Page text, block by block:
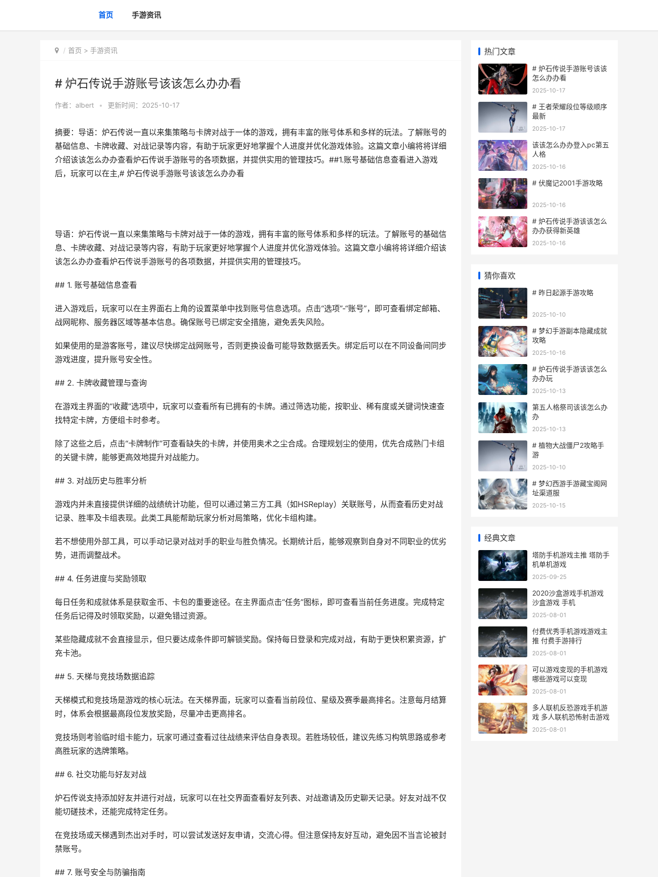
首页 手游资讯
首页 > 手游资讯
# 炉石传说手游账号该该怎么办办看
作者： albert • 更新时间：2025-10-17
摘要：导语：炉石传说一直以来集策略与卡牌对战于一体的游戏，拥有丰富的账号体系和多样的玩法。了解账号的
基础信息、卡牌收藏、对战记录等内容，有助于玩家更好地掌握个人进度并优化游戏体验。这篇文章小编将将详细
介绍该该怎么办办查看炉石传说手游账号的各项数据，并提供实用的管理技巧。##1.账号基础信息查看进入游戏
后，玩家可以在主,# 炉石传说手游账号该该怎么办办看
导语：炉石传说一直以来集策略与卡牌对战于一体的游戏，拥有丰富的账号体系和多样的玩法。了解账号的基础信
息、卡牌收藏、对战记录等内容，有助于玩家更好地掌握个人进度并优化游戏体验。这篇文章小编将将详细介绍该
该怎么办办查看炉石传说手游账号的各项数据，并提供实用的管理技巧。
## 1. 账号基础信息查看
进入游戏后，玩家可以在主界面右上角的设置菜单中找到账号信息选项。点击“选项”-“账号”，即可查看绑定邮箱、
战网昵称、服务器区域等基本信息。确保账号已绑定安全措施，避免丢失风险。
如果使用的是游客账号，建议尽快绑定战网账号，否则更换设备可能导致数据丢失。绑定后可以在不同设备间同步
游戏进度，提升账号安全性。
## 2. 卡牌收藏管理与查询
在游戏主界面的“收藏”选项中，玩家可以查看所有已拥有的卡牌。通过筛选功能，按职业、稀有度或关键词快速查
找特定卡牌，方便组卡时参考。
除了这些之后，点击“卡牌制作”可查看缺失的卡牌，并使用奥术之尘合成。合理规划尘的使用，优先合成熟门卡组
的关键卡牌，能够更高效地提升对战能力。
## 3. 对战历史与胜率分析
游戏内并未直接提供详细的战绩统计功能，但可以通过第三方工具（如HSReplay）关联账号，从而查看历史对战
记录、胜率及卡组表现。此类工具能帮助玩家分析对局策略，优化卡组构建。
若不想使用外部工具，可以手动记录对战对手的职业与胜负情况。长期统计后，能够观察到自身对不同职业的优劣
势，进而调整战术。
## 4. 任务进度与奖励领取
每日任务和成就体系是获取金币、卡包的重要途径。在主界面点击“任务”图标，即可查看当前任务进度。完成特定
任务后记得及时领取奖励，以避免错过资源。
某些隐藏成就不会直接显示，但只要达成条件即可解锁奖励。保持每日登录和完成对战，有助于更快积累资源，扩
充卡池。
## 5. 天梯与竞技场数据追踪
天梯模式和竞技场是游戏的核心玩法。在天梯界面，玩家可以查看当前段位、星级及赛季最高排名。注意每月结算
时，体系会根据最高段位发放奖励，尽量冲击更高排名。
竞技场则考验临时组卡能力，玩家可通过查看过往战绩来评估自身表现。若胜场较低，建议先练习构筑思路或参考
高胜玩家的选牌策略。
## 6. 社交功能与好友对战
炉石传说支持添加好友并进行对战，玩家可以在社交界面查看好友列表、对战邀请及历史聊天记录。好友对战不仅
能切磋技术，还能完成特定任务。
在竞技场或天梯遇到杰出对手时，可以尝试发送好友申请，交流心得。但注意保持友好互动，避免因不当言论被封
禁账号。
## 7. 账号安全与防骗指南
热门文章
# 炉石传说手游账号该该
怎么办办看
2025-10-17
# 王者荣耀段位等级顺序
最新
2025-10-17
该该怎么办办登入pc第五
人格
2025-10-16
# 伏魔记2001手游攻略
2025-10-16
# 炉石传说手游该该怎么
办办获得新英雄
2025-10-16
猜你喜欢
# 昨日起源手游攻略
2025-10-10
# 梦幻手游副本隐藏成就
攻略
2025-10-16
# 炉石传说手游该该怎么
办办玩
2025-10-13
第五人格祭司该该怎么办
办
2025-10-13
# 植物大战僵尸2攻略手
游
2025-10-10
# 梦幻西游手游藏宝阁网
址渠道服
2025-10-15
经典文章
塔防手机游戏主推 塔防手
机单机游戏
2025-09-25
2020沙盒游戏手机游戏
沙盒游戏 手机
2025-08-01
付费优秀手机游戏游戏主
推 付费手游排行
2025-08-01
可以游戏变现的手机游戏
哪些游戏可以变现
2025-08-01
多人联机反恐游戏手机游
戏 多人联机恐怖射击游戏
2025-08-01